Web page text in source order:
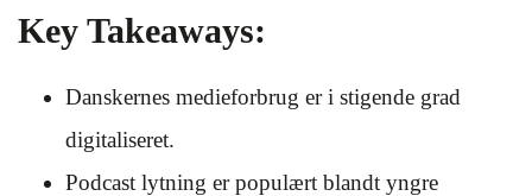
Key Takeaways:
Danskernes medieforbrug er i stigende grad
digitaliseret.
Podcast lytning er populært blandt yngre